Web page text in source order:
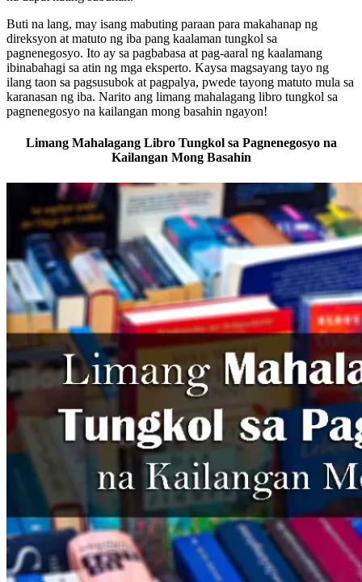
Buti na lang, may isang mabuting paraan para makahanap ng
direksyon at matuto ng iba pang kaalaman tungkol sa
pagnenegosyo. Ito ay sa pagbabasa at pag-aaral ng kaalamang
ibinabahagi sa atin ng mga eksperto. Kaysa magsayang tayo ng
ilang taon sa pagsusubok at pagpalya, pwede tayong matuto mula sa
karanasan ng iba. Narito ang limang mahalagang libro tungkol sa
pagnenegosyo na kailangan mong basahin ngayon!
Limang Mahalagang Libro Tungkol sa Pagnenegosyo na
Kailangan Mong Basahin